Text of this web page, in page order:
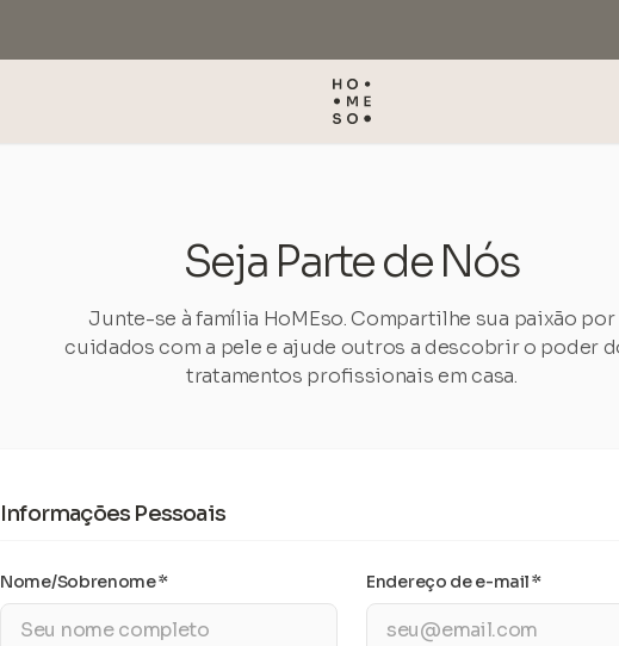
Seja Parte de Nós
Junte-se à família HoMEso. Compartilhe sua paixão por
cuidados com a pele e ajude outros a descobrir o poder
tratamentos profissionais em casa.
Informações Pessoais
Nome/Sobrenome * Endereço de e-mail *